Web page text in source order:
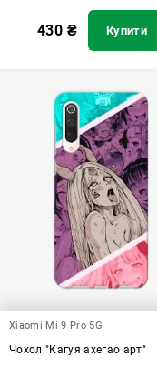
430 ₴ Купити
Xiaomi Mi 9 Pro 5G
Чохол "Кагуя ахегао арт"